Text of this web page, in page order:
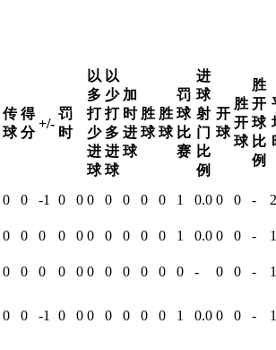
传
球
得
分
+/-
罚
时
以
多
打
少
进
球
以
少
打
多
进
球
加
时
进
球
胜
球
胜
球
罚
球
比
赛
进
球
射
门
比
例
开
球
胜
开
球
胜
开
球
比
例
0 0 -1 0 0 0 0 0 0 0 1 0.0 0 0 -
0 0 0 0 0 0 0 0 0 0 1 0.0 0 0 -
0 0 0 0 0 0 0 0 0 0 0 - 0 0 -
0 0 -1 0 0 0 0 0 0 0 1 0.0 0 0 -